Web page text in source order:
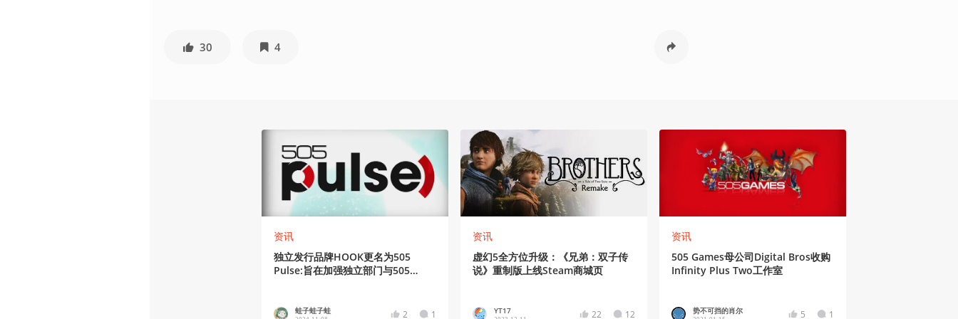
30 4
资讯
独立发行品牌HOOK更名为505
Pulse:旨在加强独立部门与505
蛙子蛙子蛙 2 1
资讯
虚幻5全方位升级：《兄弟：双子传
说》重制版上线Steam商城页
YT17 22 12
资讯
505 Games母公司Digital Bros收购
Infinity Plus Two工作室
势不可挡的肖尔 5 1